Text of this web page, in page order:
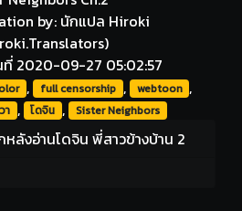
by: นักแปล Hiroki
ที่ 2020-09-27 05:02:57
, full censorship , webtoon ,
า , โดจิน , Sister Neighbors
ลังอ่านโดจิน พี่สาวข้างบ้าน 2